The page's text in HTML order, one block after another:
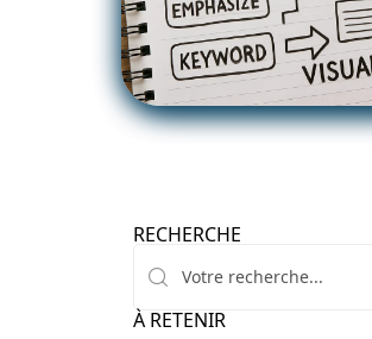
RECHERCHE
À RETENIR